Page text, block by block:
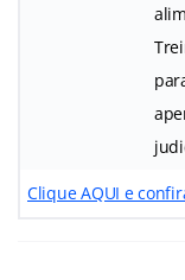
Clique AQUI e